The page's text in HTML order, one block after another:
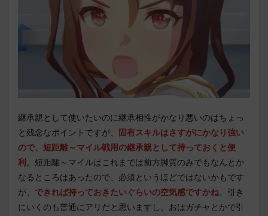
継承親として使いたいのに継承相性がかなり悪いのはちょっ
と残念なポイントですが、 固有スキルはさすがにかなり強い
ので、短距離～マイル戦用の継承親として持っておくと便
利 。短距離～マイルはこれまでは前方脚質のみでもなんとか
なるところはあったので、必須というほどではないかもです
が、 できれば持っておきたいぐらいの空気感ですかね。引き
にいくのも普通にアリだと思いますし、おはガチャとかで引